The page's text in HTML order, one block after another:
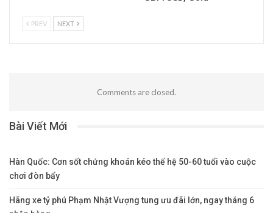
PREV NEXT
Comments are closed.
Bài Viết Mới
Hàn Quốc: Cơn sốt chứng khoán kéo thế hệ 50-60 tuổi vào cuộc
chơi đòn bẩy
Hãng xe tỷ phú Phạm Nhật Vượng tung ưu đãi lớn, ngay tháng 6